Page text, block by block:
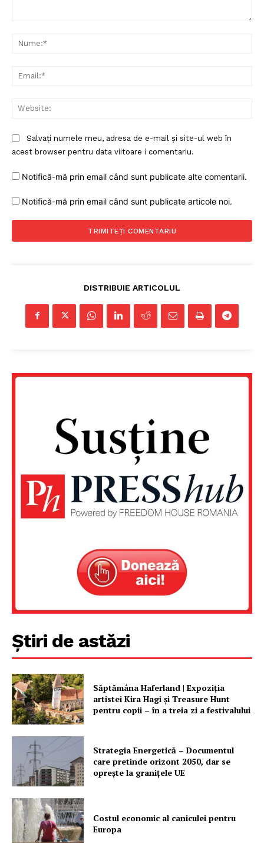
FREEDOM HOUSE ROMÂNIA
PRESShub
Proiecte editoriale
Rețea
Salvați numele meu, adresa de e-mail și site-ul web în
acest browser pentru data viitoare i comentariu.
Notifică-mă prin email când sunt publicate alte comentarii.
Notifică-mă prin email când sunt publicate articole noi.
DISTRIBUIE ARTICOLUL
Știri de astăzi
Săptămâna Haferland | Expoziţia
artistei Kira Hagi şi Treasure Hunt
pentru copii – în a treia zi a festivalului
Strategia Energetică – Documentul
care pretinde orizont 2050, dar se
oprește la granițele UE
Costul economic al caniculei pentru
Europa